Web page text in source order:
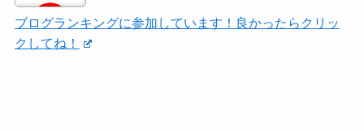
ブログランキングに参加しています！良かったらクリッ
クしてね！